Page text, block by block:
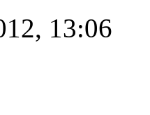
13:06